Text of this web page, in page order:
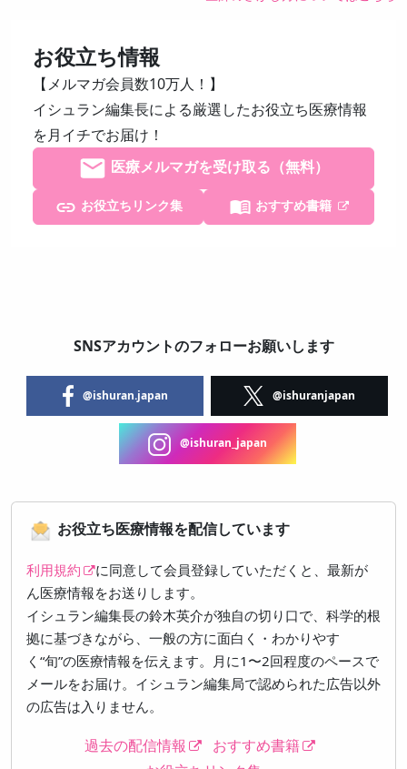
お役立ち情報
【メルマガ会員数10万人！】
イシュラン編集長による厳選したお役立ち医療情報
を月イチでお届け！
医療メルマガを受け取る（無料）
お役立ちリンク集 おすすめ書籍
SNSアカウントのフォローお願いします
@ishuran.japan @ishuranjapan
@ishuran_japan
お役立ち医療情報を配信しています
利用規約
に同意して会員登録していただくと、最新が
ん医療情報をお送りします。
イシュラン編集長の鈴木英介が独自の切り口で、科学的根
拠に基づきながら、一般の方に面白く・わかりやす
く“旬”の医療情報を伝えます。月に1〜2回程度のペースで
メールをお届け。イシュラン編集局で認められた広告以外
の広告は入りません。
過去の配信情報
おすすめ書籍